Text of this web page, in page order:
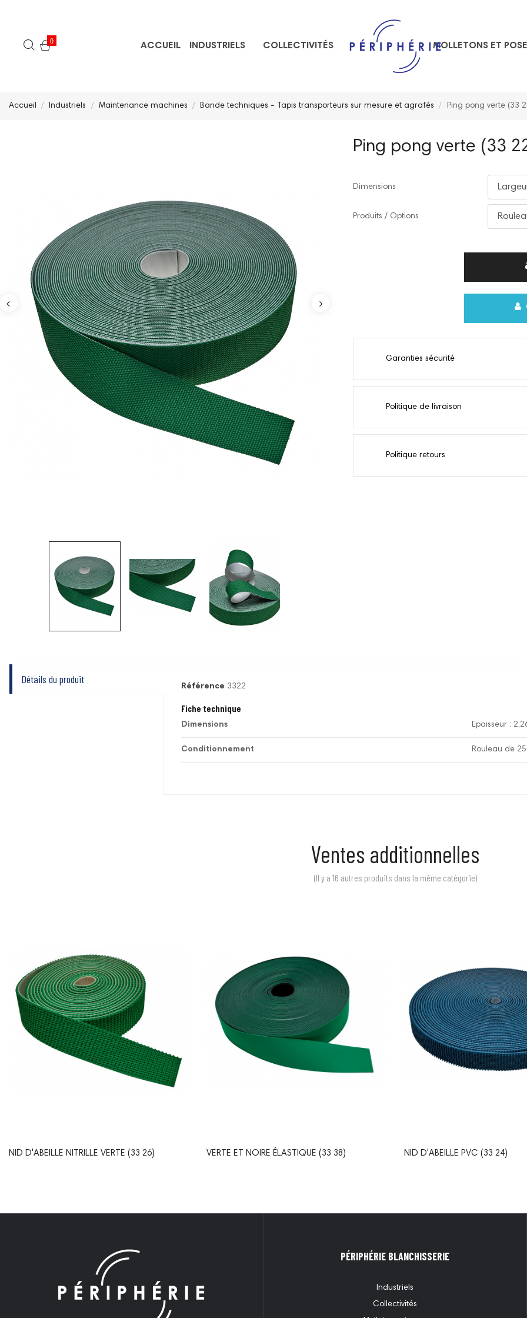
0
ACCUEIL INDUSTRIELS COLLECTIVITÉS MOLLETONS ET POSE
Accueil Industriels Maintenance machines Bande techniques - Tapis transporteurs sur mesure et agrafés Ping pong verte (33
Ping pong verte (33
Dimensions
Produits / Options
Garanties sécurité
Politique de livraison
Politique retours
Détails du produit
Référence 3322
Fiche technique
Dimensions Epaisseur :
Conditionnement Rouleau de
Ventes additionnelles
(Il y a 16 autres produits dans la même catégorie)
NID D'ABEILLE NITRILLE VERTE (33 26) VERTE ET NOIRE ÉLASTIQUE (33 38) NID D'ABEILLE PVC (33 24)
PÉRIPHÉRIE BLANCHISSERIE
Industriels
Collectivités